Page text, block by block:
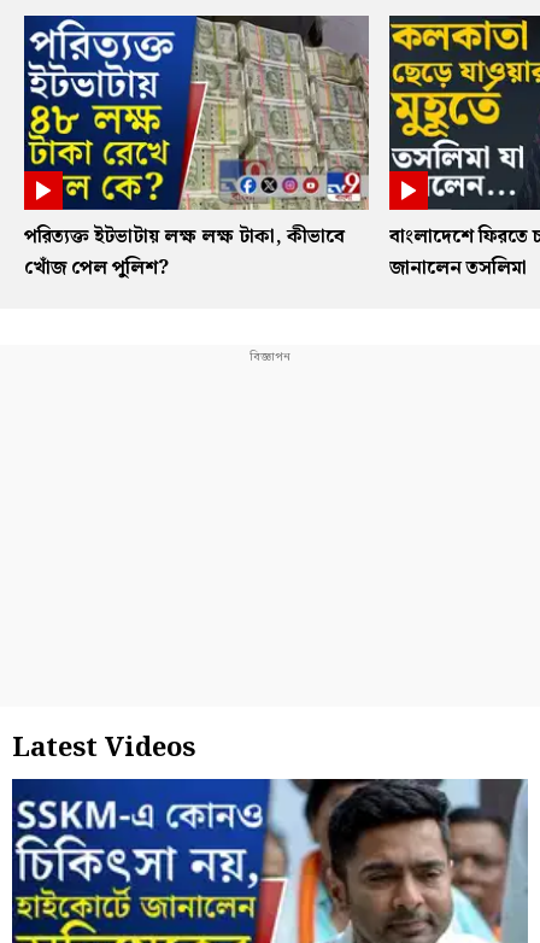
পরিত্যক্ত ইটভাটায় লক্ষ লক্ষ টাকা, কীভাবে
খোঁজ পেল পুলিশ?
বাংলাদেশে ফিরতে
জানালেন তসলিমা
Latest Videos